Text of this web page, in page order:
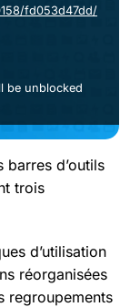
fd053d47dd/
be unblocked
barres d’outils
trois
d’utilisation
réorganisées
regroupements